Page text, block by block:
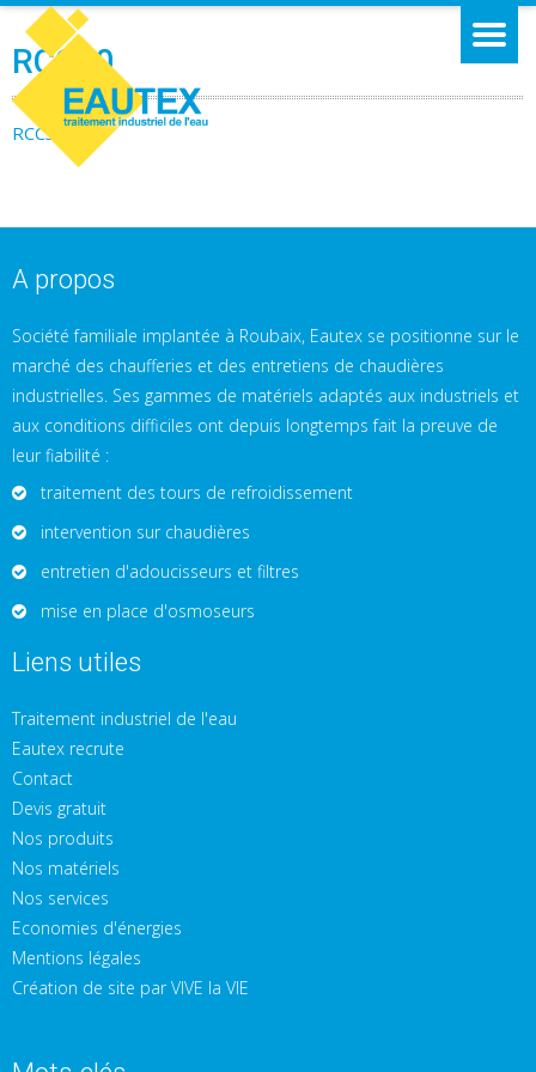
RCC30
RCC30
A propos
Société familiale implantée à Roubaix, Eautex se positionne sur le
marché des chaufferies et des entretiens de chaudières
industrielles. Ses gammes de matériels adaptés aux industriels et
aux conditions difficiles ont depuis longtemps fait la preuve de
leur fiabilité :
traitement des tours de refroidissement
intervention sur chaudières
entretien d'adoucisseurs et filtres
mise en place d'osmoseurs
Liens utiles
Traitement industriel de l'eau
Eautex recrute
Contact
Devis gratuit
Nos produits
Nos matériels
Nos services
Economies d'énergies
Mentions légales
Création de site par VIVE la VIE